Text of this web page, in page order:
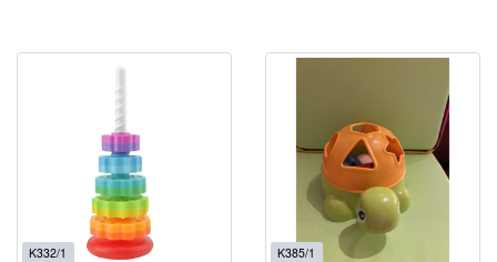
K332/1 K385/1